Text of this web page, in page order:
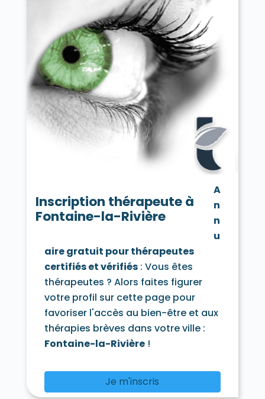
Boussy-Saint-Antoine 91800
Boutervilliers 91150
Boutigny-sur-Essonne 91820
Bouville 91880
Brétigny-sur-Orge 91220
Breuillet 91650
Breux-Jouy 91650
Brières-les-Scellés 91150
Briis-sous-Forges 91640
Brouy 91150
Brunoy 91800
Bruyères-le-Châtel 91680
Buno-Bonnevaux 91720
Bures-sur-Yvette 91440
Cerny 91590
Chalo-Saint-Mars 91780
Chalou-Moulineux 91740
Chamarande 91730
Champcueil 91750
Champmotteux 91150
Cheptainville 91630
Chevannes 91750
Chilly-Mazarin 91380
Congerville-Thionville 91740
Courdimanche-sur-Essonne 91720
Courson-Monteloup 91680
Crosne 91560
Dannemois 91490
D'Huison-Longueville 91590
Dourdan 91410
Draveil 91210
Écharcon 91540
Épinay-sous-Sénart 91860
Épinay-sur-Orge 91360
Estouches 91660
Étampes 91150
Étiolles 91450
Fontaine-la-Rivière 91690
Fontenay-lès-Briis 91640
Inscription thérapeute à
Fontaine-la-Rivière
A
n
n
u
aire gratuit pour thérapeutes
certifiés et vérifiés: Vous êtes
thérapeutes ? Alors faites figurer
votre profil sur cette page pour
favoriser l'accès au bien-être et aux
thérapies brèves dans votre ville :
Fontaine-la-Rivière!
Je m'inscris